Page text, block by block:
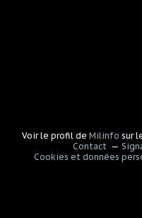
Voir le profil deMilinfo sur
Contact
Cookies et données